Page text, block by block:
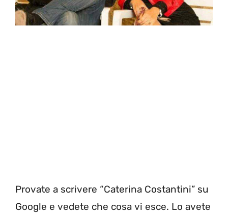
Provate a scrivere “Caterina Costantini” su
Google e vedete che cosa vi esce. Lo avete